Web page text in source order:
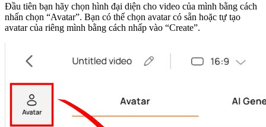
Đầu tiên bạn hãy chọn hình đại diện cho video của mình bằng cách
nhấn chọn “Avatar”. Bạn có thể chọn avatar có sẵn hoặc tự tạo
avatar của riêng mình bằng cách nhấp vào “Create”.